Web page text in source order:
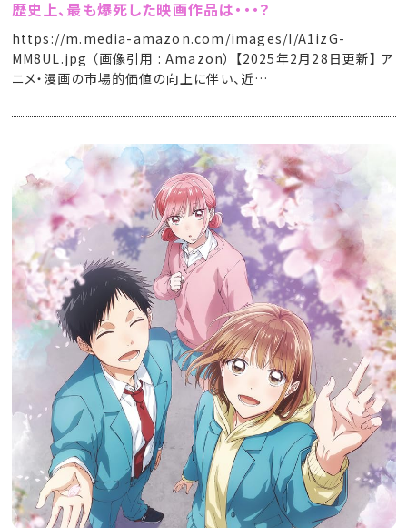
歴史上、最も爆死した映画作品は・・・？
https://m.media-amazon.com/images/I/A1izG-
MM8UL.jpg （画像引用 : Amazon） 【2025年2月28日更新】 ア
ニメ・漫画の市場的価値の向上に伴い、近…